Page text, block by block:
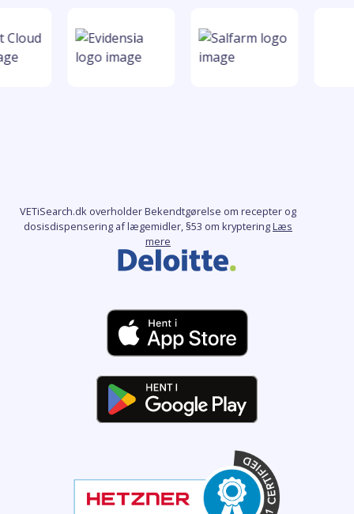
VETiSearch.dk overholder Bekendtgørelse om recepter og
dosisdispensering af lægemidler, §53 om krypteringLæs
mere